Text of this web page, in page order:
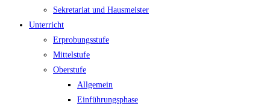
Sekretariat und Hausmeister
Unterricht
Erprobungsstufe
Mittelstufe
Oberstufe
Allgemein
Einführungsphase